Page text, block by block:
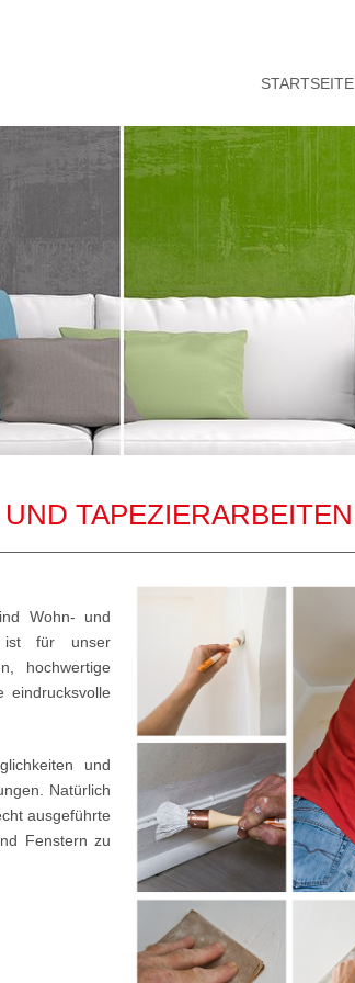
STARTSEITE
TAPEZIERARBEITEN
Wohn- und
ist für unser
hochwertige
eindrucksvolle
und
Natürlich
ausgeführte
Fenstern zu